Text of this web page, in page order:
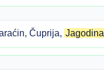
Čuprija, Jagodina